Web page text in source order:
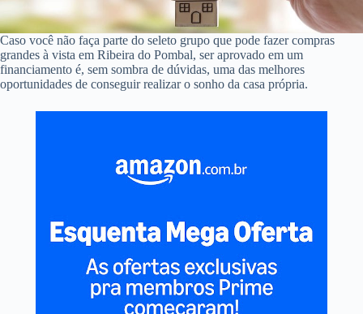
Caso você não faça parte do seleto grupo que pode fazer compras
grandes à vista em Ribeira do Pombal, ser aprovado em um
financiamento é, sem sombra de dúvidas, uma das melhores
oportunidades de conseguir realizar o sonho da casa própria.